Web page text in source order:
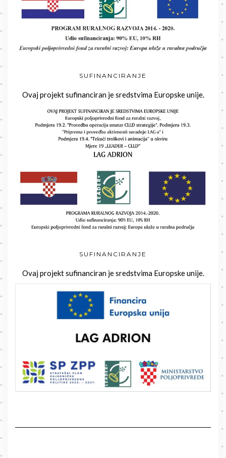
SUFINANCIRANJE
Ovaj projekt sufinanciran je sredstvima Europske unije.
SUFINANCIRANJE
Ovaj projekt sufinanciran je sredstvima Europske unije.